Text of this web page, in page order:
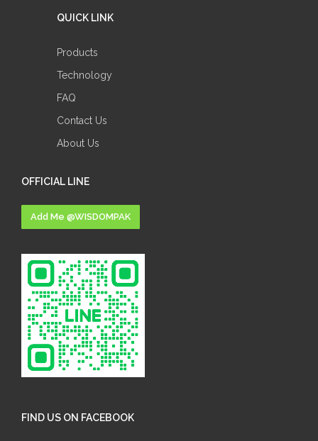
QUICK LINK
Products
Technology
FAQ
Contact Us
About Us
OFFICIAL LINE
Add Me @WISDOMPAK
FIND US ON FACEBOOK